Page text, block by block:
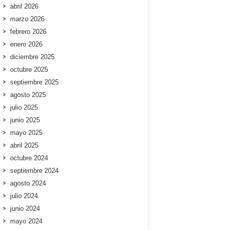
abril 2026
marzo 2026
febrero 2026
enero 2026
diciembre 2025
octubre 2025
septiembre 2025
agosto 2025
julio 2025
junio 2025
mayo 2025
abril 2025
octubre 2024
septiembre 2024
agosto 2024
julio 2024
junio 2024
mayo 2024